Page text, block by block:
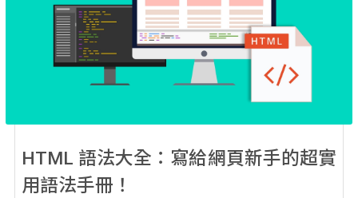
HTML 語法大全：寫給網頁新手的超實
用語法手冊！